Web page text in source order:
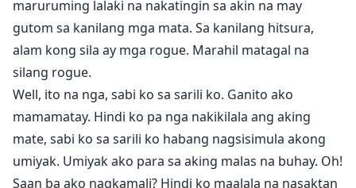
maruruming lalaki na nakatingin sa akin na may
gutom sa kanilang mga mata. Sa kanilang hitsura,
alam kong sila ay mga rogue. Marahil matagal na
silang rogue.
Well, ito na nga, sabi ko sa sarili ko. Ganito ako
mamamatay. Hindi ko pa nga nakikilala ang aking
mate, sabi ko sa sarili ko habang nagsisimula akong
umiyak. Umiyak ako para sa aking malas na buhay. Oh!
Saan ba ako nagkamali? Hindi ko maalala na nasaktan